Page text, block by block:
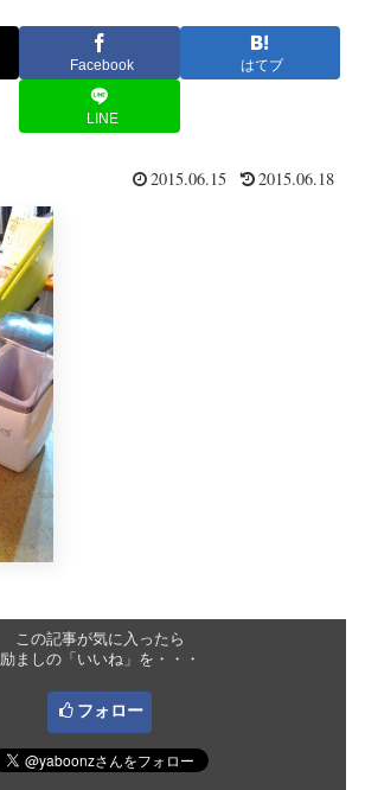
Facebook はてブ
LINE
2015.06.15 2015.06.18
この記事が気に入ったら
励ましの「いいね」を・・・
フォロー